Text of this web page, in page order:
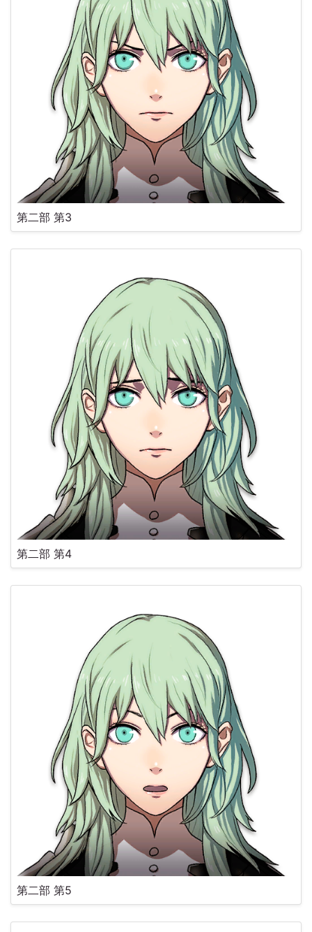
第二部 第3
第二部 第4
第二部 第5